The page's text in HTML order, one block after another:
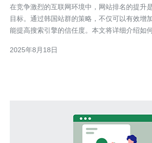
在竞争激烈的互联网环境中，网站排名的提升
目标。通过韩国站群的策略，不仅可以有效增
能提高搜索引擎的信任度。本文将详细介绍如
的优势是什么？ 首先，韩国站群的独特之处在
2025年8月18日